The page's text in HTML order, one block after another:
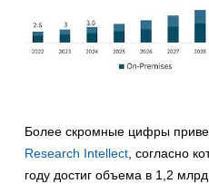
Более скромные цифры
Research Intellect, согласно
году достиг объема в 1,2